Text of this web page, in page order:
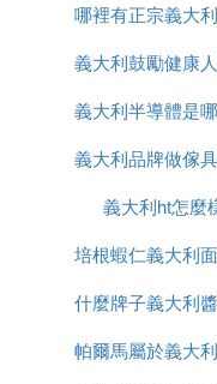
泡芙的由來：奧地
內舉行婚宴時，泡
兩國的長期戰爭畫
有了象徵吉慶示好
芙塔來表示慶祝或
泡芙的風味和特點
泡芙外酥內滑，吃
麵包皮，最後再填
可以保證泡芙外皮
有哪些
哪裡有正宗義大
苗出售嗎
義大利鼓勵健康
口罩這什麼操
義大利半導體是
家的
義大利品牌做傢
哪些品牌
義大利ht怎麼
培根蝦仁義大利
做
什麼牌子義大利
帕爾馬屬於義大